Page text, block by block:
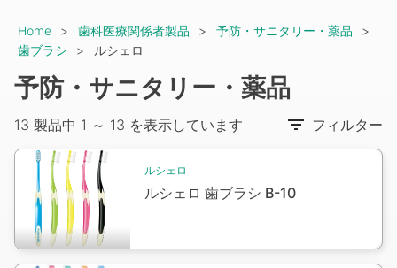
Breadcrumb
Home 歯科医療関係者製品
予防・サニタリー・薬品
歯ブラシ
ルシェロ
予防・サニタリー・薬品
13 製品中 1 ～ 13 を表示しています
フィルター
Packshot
ルシェロ
ルシェロ 歯ブラシ B-10